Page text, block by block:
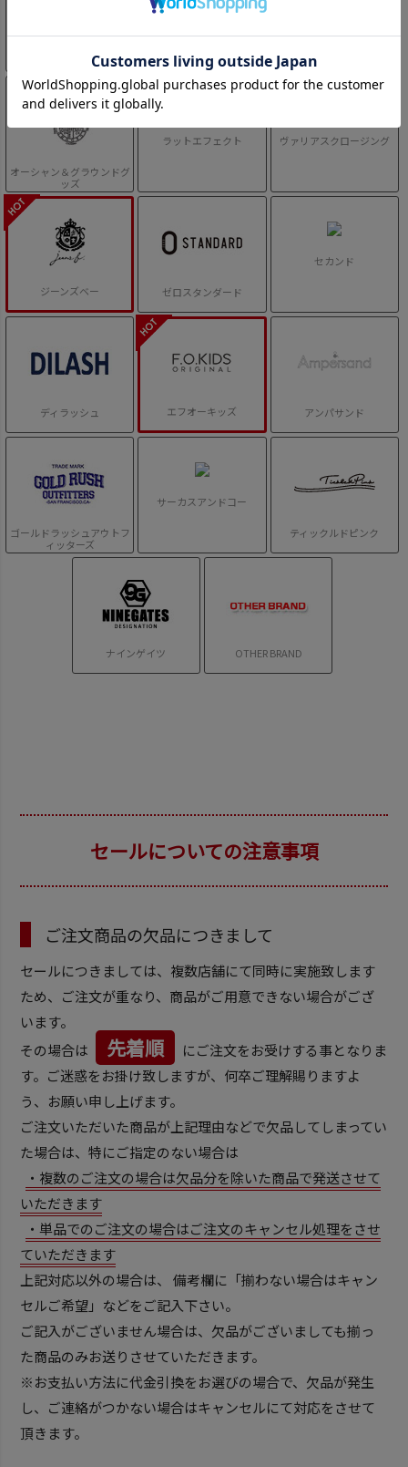
オーシャン＆グラウンドグ
ッズ
ラットエフェクト ヴァリアスクロージング
ジーンズベー ゼロスタンダード
セカンド
ディラッシュ エフオーキッズ アンパサンド
ゴールドラッシュアウトフ
ィッターズ
サーカスアンドコー
ティックルドピンク
ナインゲイツ OTHER BRAND
セールについての注意事項
ご注文商品の欠品につきまして
セールにつきましては、複数店舗にて同時に実施致します
ため、ご注文が重なり、商品がご用意できない場合がござ
います。
その場合は
先着順
にご注文をお受けする事となりま
す。ご迷惑をお掛け致しますが、何卒ご理解賜りますよ
う、お願い申し上げます。
ご注文いただいた商品が上記理由などで欠品してしまってい
た場合は、特にご指定のない場合は
・複数のご注文の場合は欠品分を除いた商品で発送させて
いただきます
・単品でのご注文の場合はご注文のキャンセル処理をさせ
ていただきます
上記対応以外の場合は、 備考欄に「揃わない場合はキャン
セルご希望」などをご記入下さい。
ご記入がございません場合は、欠品がございましても揃っ
た商品のみお送りさせていただきます。
※お支払い方法に代金引換をお選びの場合で、欠品が発生
し、ご連絡がつかない場合はキャンセルにて対応をさせて
頂きます。